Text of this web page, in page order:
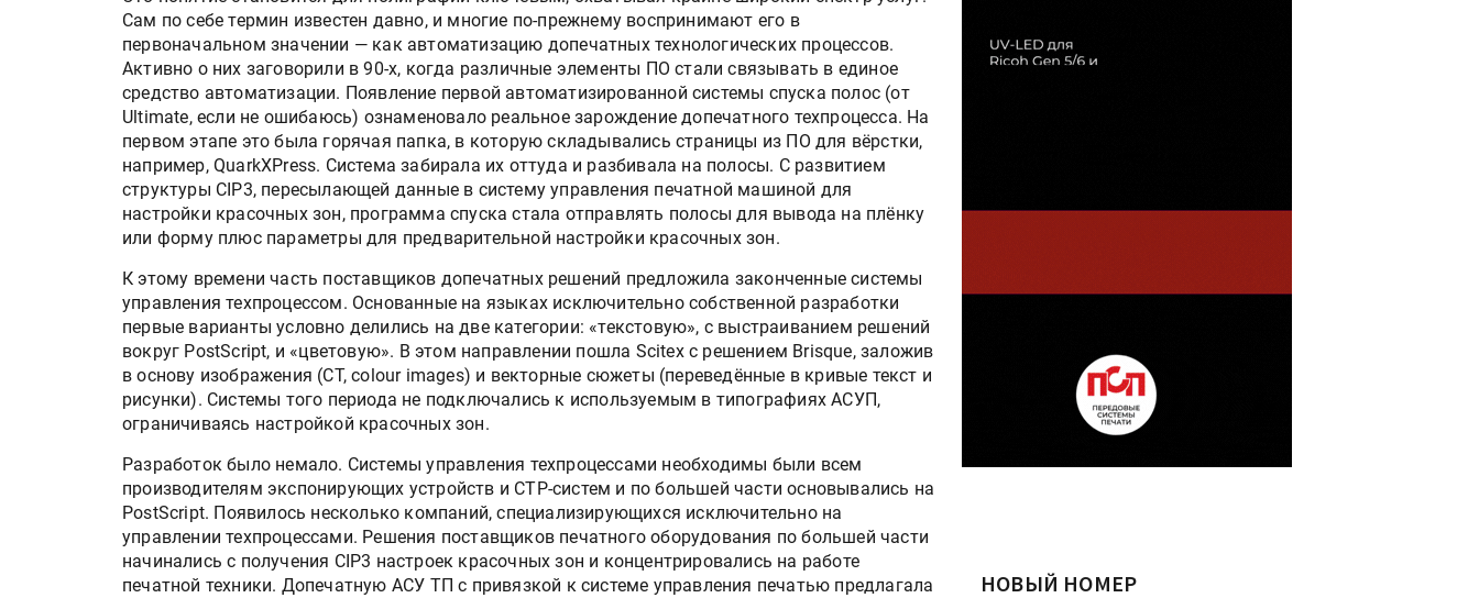
Сам по себе термин известен давно, и многие по-прежнему воспринимают его в
первоначальном значении — как автоматизацию допечатных технологических процессов.
Активно о них заговорили в 90-х, когда различные элементы ПО стали связывать в единое
средство автоматизации. Появление первой автоматизированной системы спуска полос (от
Ultimate, если не ошибаюсь) ознаменовало реальное зарождение допечатного техпроцесса. На
первом этапе это была горячая папка, в которую складывались страницы из ПО для вёрстки,
например, QuarkXPress. Система забирала их оттуда и разбивала на полосы. С развитием
структуры CIP3, пересылающей данные в систему управления печатной машиной для
настройки красочных зон, программа спуска стала отправлять полосы для вывода на плёнку
или форму плюс параметры для предварительной настройки красочных зон.
К этому времени часть поставщиков допечатных решений предложила законченные системы
управления техпроцессом. Основанные на языках исключительно собственной разработки
первые варианты условно делились на две категории: «текстовую», с выстраиванием решений
вокруг PostScript, и «цветовую». В этом направлении пошла Scitex с решением Brisque, заложив
в основу изображения (CT, colour images) и векторные сюжеты (переведённые в кривые текст и
рисунки). Системы того периода не подключались к используемым в типографиях АСУП,
ограничиваясь настройкой красочных зон.
Разработок было немало. Системы управления техпроцессами необходимы были всем
производителям экспонирующих устройств и CTP-систем и по большей части основывались на
PostScript. Появилось несколько компаний, специализирующихся исключительно на
управлении техпроцессами. Решения поставщиков печатного оборудования по большей части
начинались с получения CIP3 настроек красочных зон и концентрировались на работе
печатной техники. Допечатную АСУ ТП с привязкой к системе управления печатью предлагала
НОВЫЙ НОМЕР